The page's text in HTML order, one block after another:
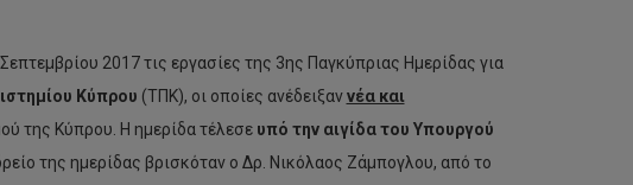
2017 τις εργασίες της 3ης Παγκύπριας Ημερίδας για
Κύπρου (ΤΠΚ), οι οποίες ανέδειξαννέα και
της Κύπρου. Η ημερίδα τέλεσε υπό την αιγίδα του Υπουργού
της ημερίδας βρισκόταν ο Δρ. Νικόλαος Ζάμπογλου, από το